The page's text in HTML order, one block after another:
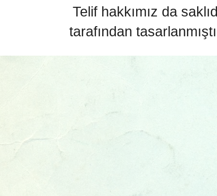
Telif hakkımız da
tarafından